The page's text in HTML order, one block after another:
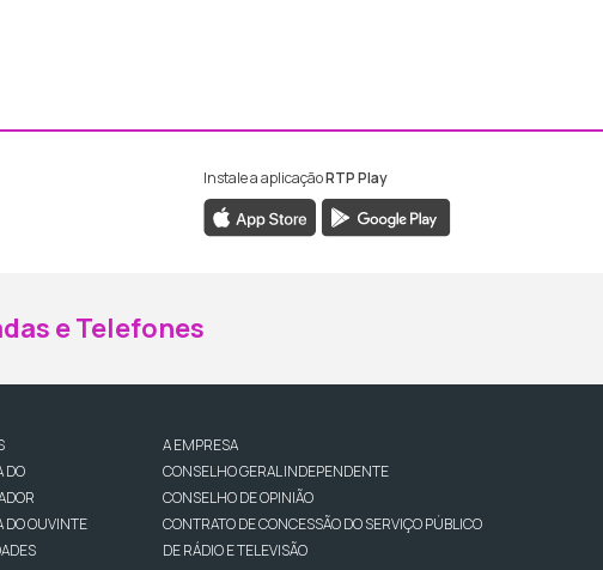
Facebook da RTP Madeira
Instagram da RTP Madeira
Instale a aplicaçãoRTP Play
e Telefones
DO
DO OUVINTE
A EMPRESA
CONSELHO GERAL INDEPENDENTE
CONSELHO DE OPINIÃO
CONTRATO DE CONCESSÃO DO SERVIÇO PÚBLICO
DE RÁDIO E TELEVISÃO